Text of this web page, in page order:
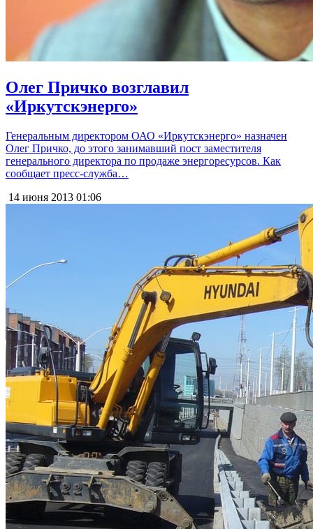
Олег Причко возглавил
«Иркутскэнерго»
Генеральным директором ОАО «Иркутскэнерго» назначен
Олег Причко, до этого занимавший пост заместителя
генерального директора по продаже энергоресурсов. Как
сообщает пресс-служба…
14 июня 2013 01:06